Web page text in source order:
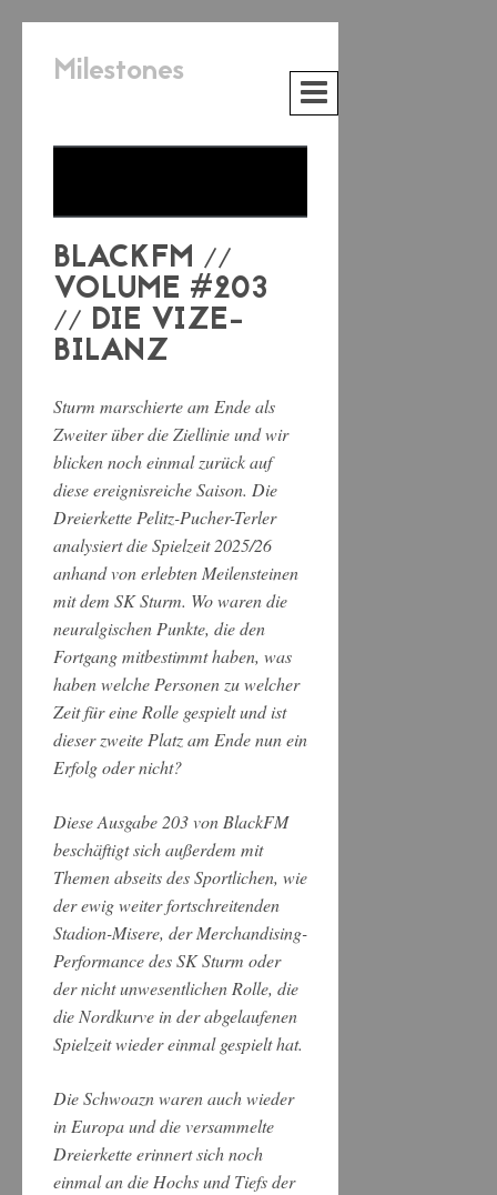
Milestones
BLACKFM //
VOLUME #203
// DIE VIZE-
BILANZ
Sturm marschierte am Ende als
Zweiter über die Ziellinie und wir
blicken noch einmal zurück auf
diese ereignisreiche Saison. Die
Dreierkette Pelitz-Pucher-Terler
analysiert die Spielzeit 2025/26
anhand von erlebten Meilensteinen
mit dem SK Sturm. Wo waren die
neuralgischen Punkte, die den
Fortgang mitbestimmt haben, was
haben welche Personen zu welcher
Zeit für eine Rolle gespielt und ist
dieser zweite Platz am Ende nun ein
Erfolg oder nicht?
Diese Ausgabe 203 von BlackFM
beschäftigt sich außerdem mit
Themen abseits des Sportlichen, wie
der ewig weiter fortschreitenden
Stadion-Misere, der Merchandising-
Performance des SK Sturm oder
der nicht unwesentlichen Rolle, die
die Nordkurve in der abgelaufenen
Spielzeit wieder einmal gespielt hat.
Die Schwoazn waren auch wieder
in Europa und die versammelte
Dreierkette erinnert sich noch
einmal an die Hochs und Tiefs der